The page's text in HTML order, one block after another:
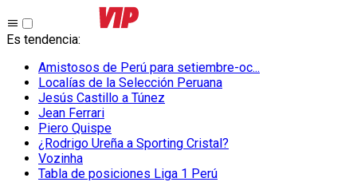
Es tendencia:
Amistosos de Perú para setiembre-oc...
Localías de la Selección Peruana
Jesús Castillo a Túnez
Jean Ferrari
Piero Quispe
¿Rodrigo Ureña a Sporting Cristal?
Vozinha
Tabla de posiciones Liga 1 Perú